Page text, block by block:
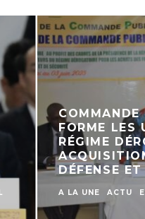
COMMANDE
FORME LES
RÉGIME
DÉFENSE ET
A LA UNE ACTU